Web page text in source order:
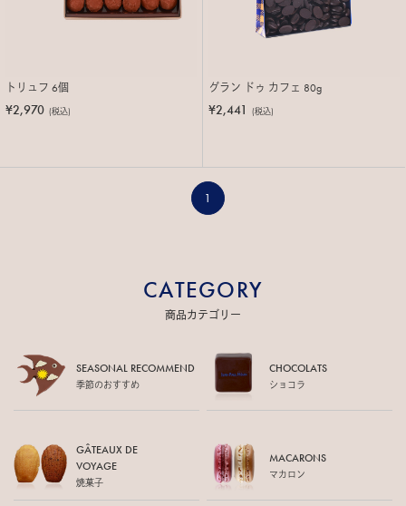
トリュフ 6個
¥2,970 (税込)
グラン ドゥ カフェ 80g
¥2,441 (税込)
1
CATEGORY
商品カテゴリー
SEASONAL RECOMMEND
季節のおすすめ
CHOCOLATS
ショコラ
GÂTEAUX DE
VOYAGE
焼菓子
MACARONS
マカロン